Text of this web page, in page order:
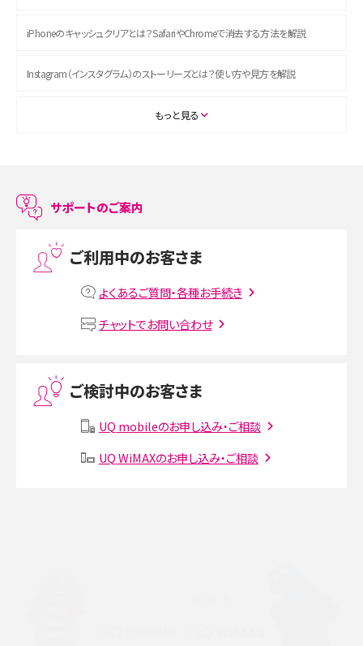
iPhoneのキャッシュクリアとは？SafariやChromeで消去する方法を解説
Instagram（インスタグラム）のストーリーズとは？使い方や見方を解説
ASMRとは？初心者向けの代表ジャンルや楽しみ方を解説
LINEで友だちを削除する方法は？方法ごとの影響や復活・復元する方法も解説
MNOとは？MVNOやMVNEとの違いやメリット・デメリットを解説
VPN接続とは？仕組みや必要性、メリット・デメリット、接続方法を解説
Instagram（インスタグラム）でスクショするとバレる？バレるケースや撮り方も解
SMSとは？料金やできること、注意点や届かない時の対処法を解説
もっと見る
サポートのご案内
ご利用中のお客さま
よくあるご質問・各種お手続き
チャットでお問い合わせ
ご検討中のお客さま
UQ mobileのお申し込み・ご相談
UQ WiMAXのお申し込み・ご相談